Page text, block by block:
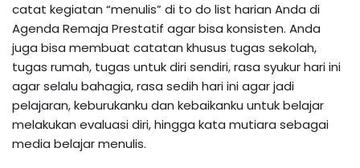
catat kegiatan “menulis” di to do list harian Anda di
Agenda Remaja Prestatif agar bisa konsisten. Anda
juga bisa membuat catatan khusus tugas sekolah,
tugas rumah, tugas untuk diri sendiri, rasa syukur hari ini
agar selalu bahagia, rasa sedih hari ini agar jadi
pelajaran, keburukanku dan kebaikanku untuk belajar
melakukan evaluasi diri, hingga kata mutiara sebagai
media belajar menulis.